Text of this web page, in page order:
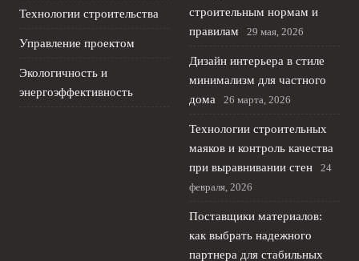
Технологии строительства
Управление проектом
Экологичность и
энергоэффективность
строительным нормам и
правилам
29 мая, 2026
Дизайн интерьера в стиле
минимализм для частного
дома
26 марта, 2026
Технологии строительных
маяков и контроль качества
при выравнивании стен
24
февраля, 2026
Поставщики материалов:
как выбрать надежного
партнера для стабильных